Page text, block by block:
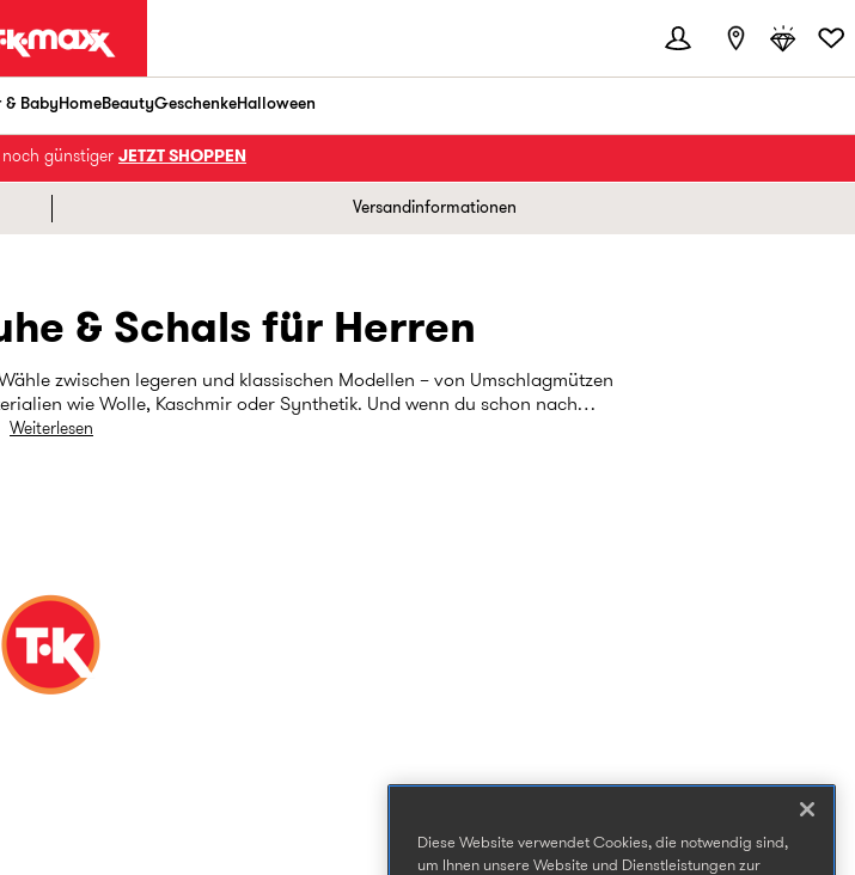
& BabyHomeBeautyGeschenkeHalloween
noch günstiger JETZT SHOPPEN
Versandinformationen
& Schals für Herren
zwischen legeren und klassischen Modellen – von Umschlagmützen
wie Wolle, Kaschmir oder Synthetik. Und wenn du schon nach
auf unsere Schals und Handschuhe für Herren werfen, die in vielen
Weiterlesen
Diese Website verwendet Cookies, die notwendig sind,
um Ihnen unsere Website und Dienstleistungen zur